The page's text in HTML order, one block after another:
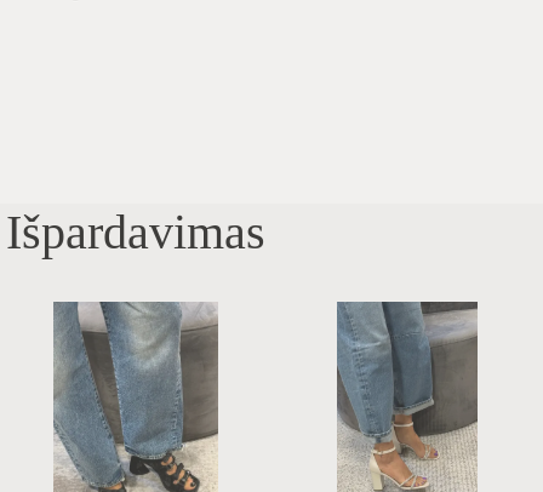
Išpardavimas